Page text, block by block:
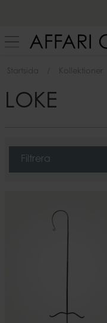
Startsida Kollektioner
LOKE
Filtrera